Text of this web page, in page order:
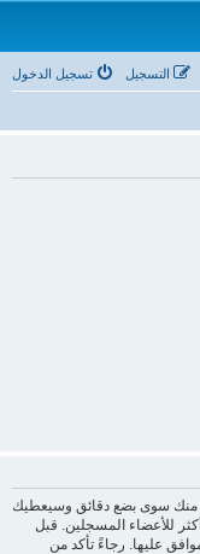
تسجيل الدخول التسجيل
منك سوى بضع دقائق وسيعطيك
للأعضاء المسجلين. قبل
عليها. رجاءً تأكد من